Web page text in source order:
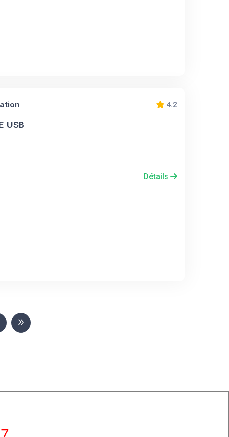
4.2
USB
Détails